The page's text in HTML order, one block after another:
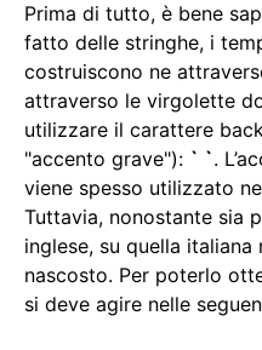
Prima di tutto, è bene
fatto delle stringhe, i
costruiscono ne
attraverso le virgolette
utilizzare il carattere
"accento grave"): ` `.
viene spesso utilizzato
Tuttavia, nonostante sia
inglese, su quella
nascosto. Per poterlo
si deve agire nelle